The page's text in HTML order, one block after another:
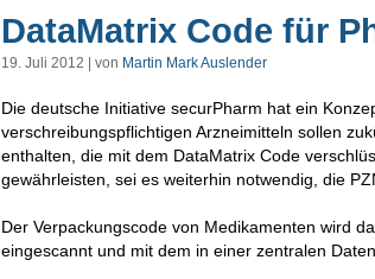
DataMatrix Code für
19. Juli 2012 | von Martin Mark Auslender
Die deutsche Initiative securPharm hat ein
verschreibungspflichtigen Arzneimitteln sollen
enthalten, die mit dem DataMatrix Code
gewährleisten, sei es weiterhin notwendig, die
Der Verpackungscode von Medikamenten wird
eingescannt und mit dem in einer zentralen